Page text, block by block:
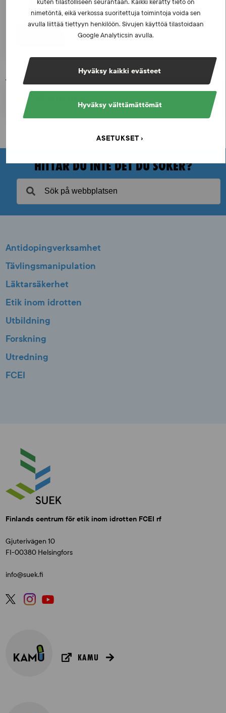
kuten tilastolliseen seurantaan. Kaikki kerätty tieto on
nimetöntä, eikä verkossa suoritettuja toimintoja voida sen
avulla liittää tiettyyn henkilöön. Sivujen käyttöä tilastoidaan
Google Analyticsin avulla.
Hyväksy kaikki evästeet
Hyväksy välttämättömät
ASETUKSET
0400 801 411
sergei.iljukov@suek.fi
HITTAR DU INTE DET DU SÖKER?
Antidopingverksamhet
Tävlingsmanipulation
Läktarsäkerhet
Etik inom idrotten
Utbildning
Forskning
Utredning
FCEI
Finlands centrum för etik inom idrotten FCEI rf
Gjuterivägen 10
FI-00380 Helsingfors
info@suek.fi
KAMU